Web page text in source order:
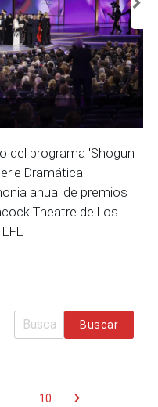
del programa 'Shogun'
Dramática
anual de premios
Theatre de Los
Buscar
10 chevron_right